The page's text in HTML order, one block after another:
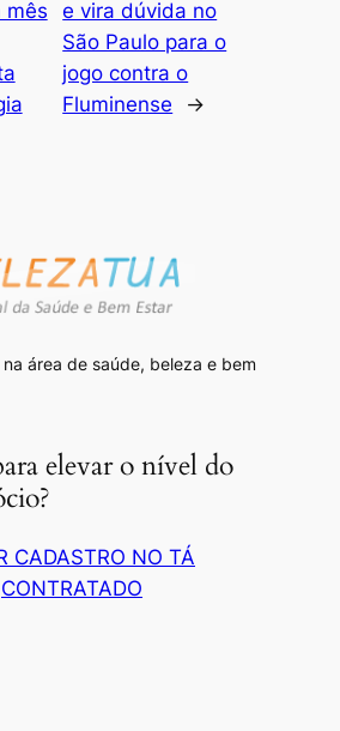
mês
e vira dúvida no
São Paulo para o
jogo contra o
Fluminense
→
área de saúde, beleza e bem
elevar o nível do
CADASTRO NO TÁ
CONTRATADO